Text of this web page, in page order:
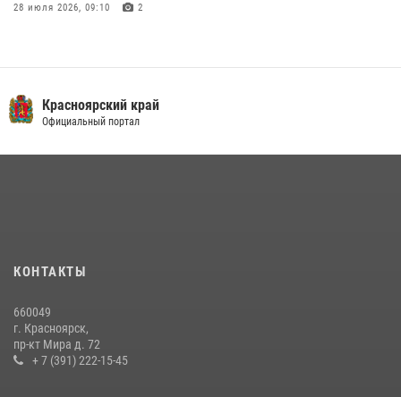
28 июля 2026, 09:10 2
10 июля 2026, 06:18 4
Военнослужащие Росгвардии железногорской воинской части
Росгвардии получили штатное вооружение
10 июля 2026, 06:21
празднования 70-летия города
21 июля 2026, 01:41
Красноярский край
Официальный портал
КОНТАКТЫ
660049
г. Красноярск,
пр-кт Мира д. 72
+ 7 (391) 222-15-45